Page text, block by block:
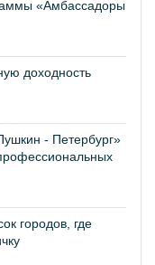
«Амбассадоры
доходность
- Петербург»
городов, где